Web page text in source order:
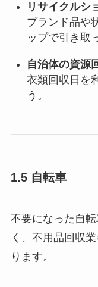
リサイクルシ
ブランド品や
ップで引き取
自治体の資源
衣類回収日を
う。
1.5 自転車
不要になった自
く、不用品回収
ります。